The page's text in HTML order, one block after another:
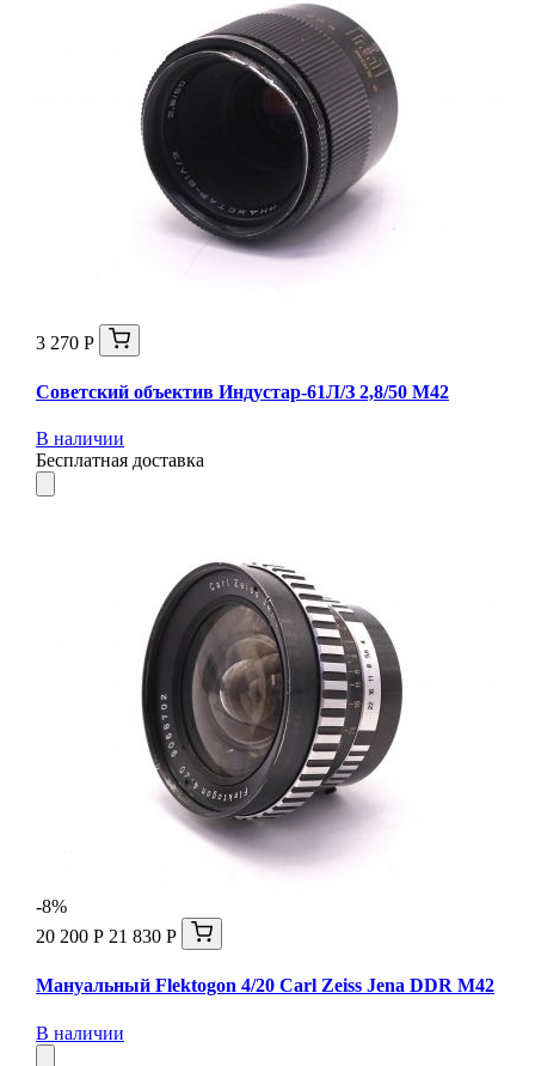
3 270 Р
Советский объектив Индустар-61Л/З 2,8/50 М42
В наличии
Бесплатная доставка
-8%
20 200 Р 21 830 Р
Мануальный Flektogon 4/20 Carl Zeiss Jena DDR М42
В наличии